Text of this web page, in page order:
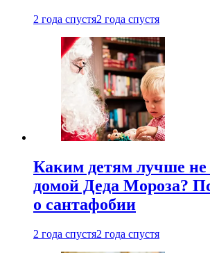
2 года спустя2 года спустя
Каким детям лучше не
домой Деда Мороза?
о сантафобии
2 года спустя2 года спустя